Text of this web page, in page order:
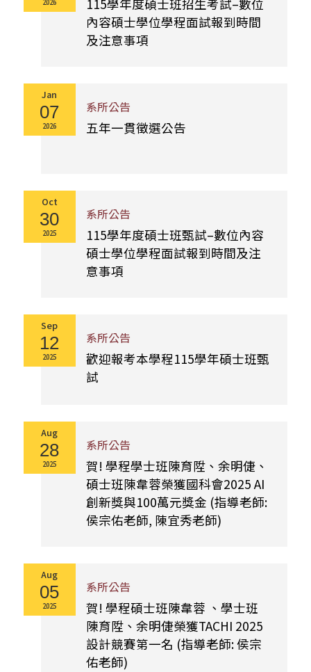
115學年度碩士班招生考試–數位
內容碩士學位學程面試報到時間
及注意事項
Jan
07
2026
系所公告
五年一貫徵選公告
Oct
30
2025
系所公告
115學年度碩士班甄試–數位內容
碩士學位學程面試報到時間及注
意事項
Sep
12
2025
系所公告
歡迎報考本學程115學年碩士班甄
試
Aug
28
2025
系所公告
賀! 學程學士班陳育陞、余明倢、
碩士班陳韋蓉榮獲國科會2025 AI
創新獎與100萬元獎金 (指導老師:
侯宗佑老師, 陳宜秀老師)
Aug
05
2025
系所公告
賀! 學程碩士班陳韋蓉 、學士班
陳育陞、余明倢榮獲TACHI 2025
設計競賽第一名 (指導老師: 侯宗
佑老師)